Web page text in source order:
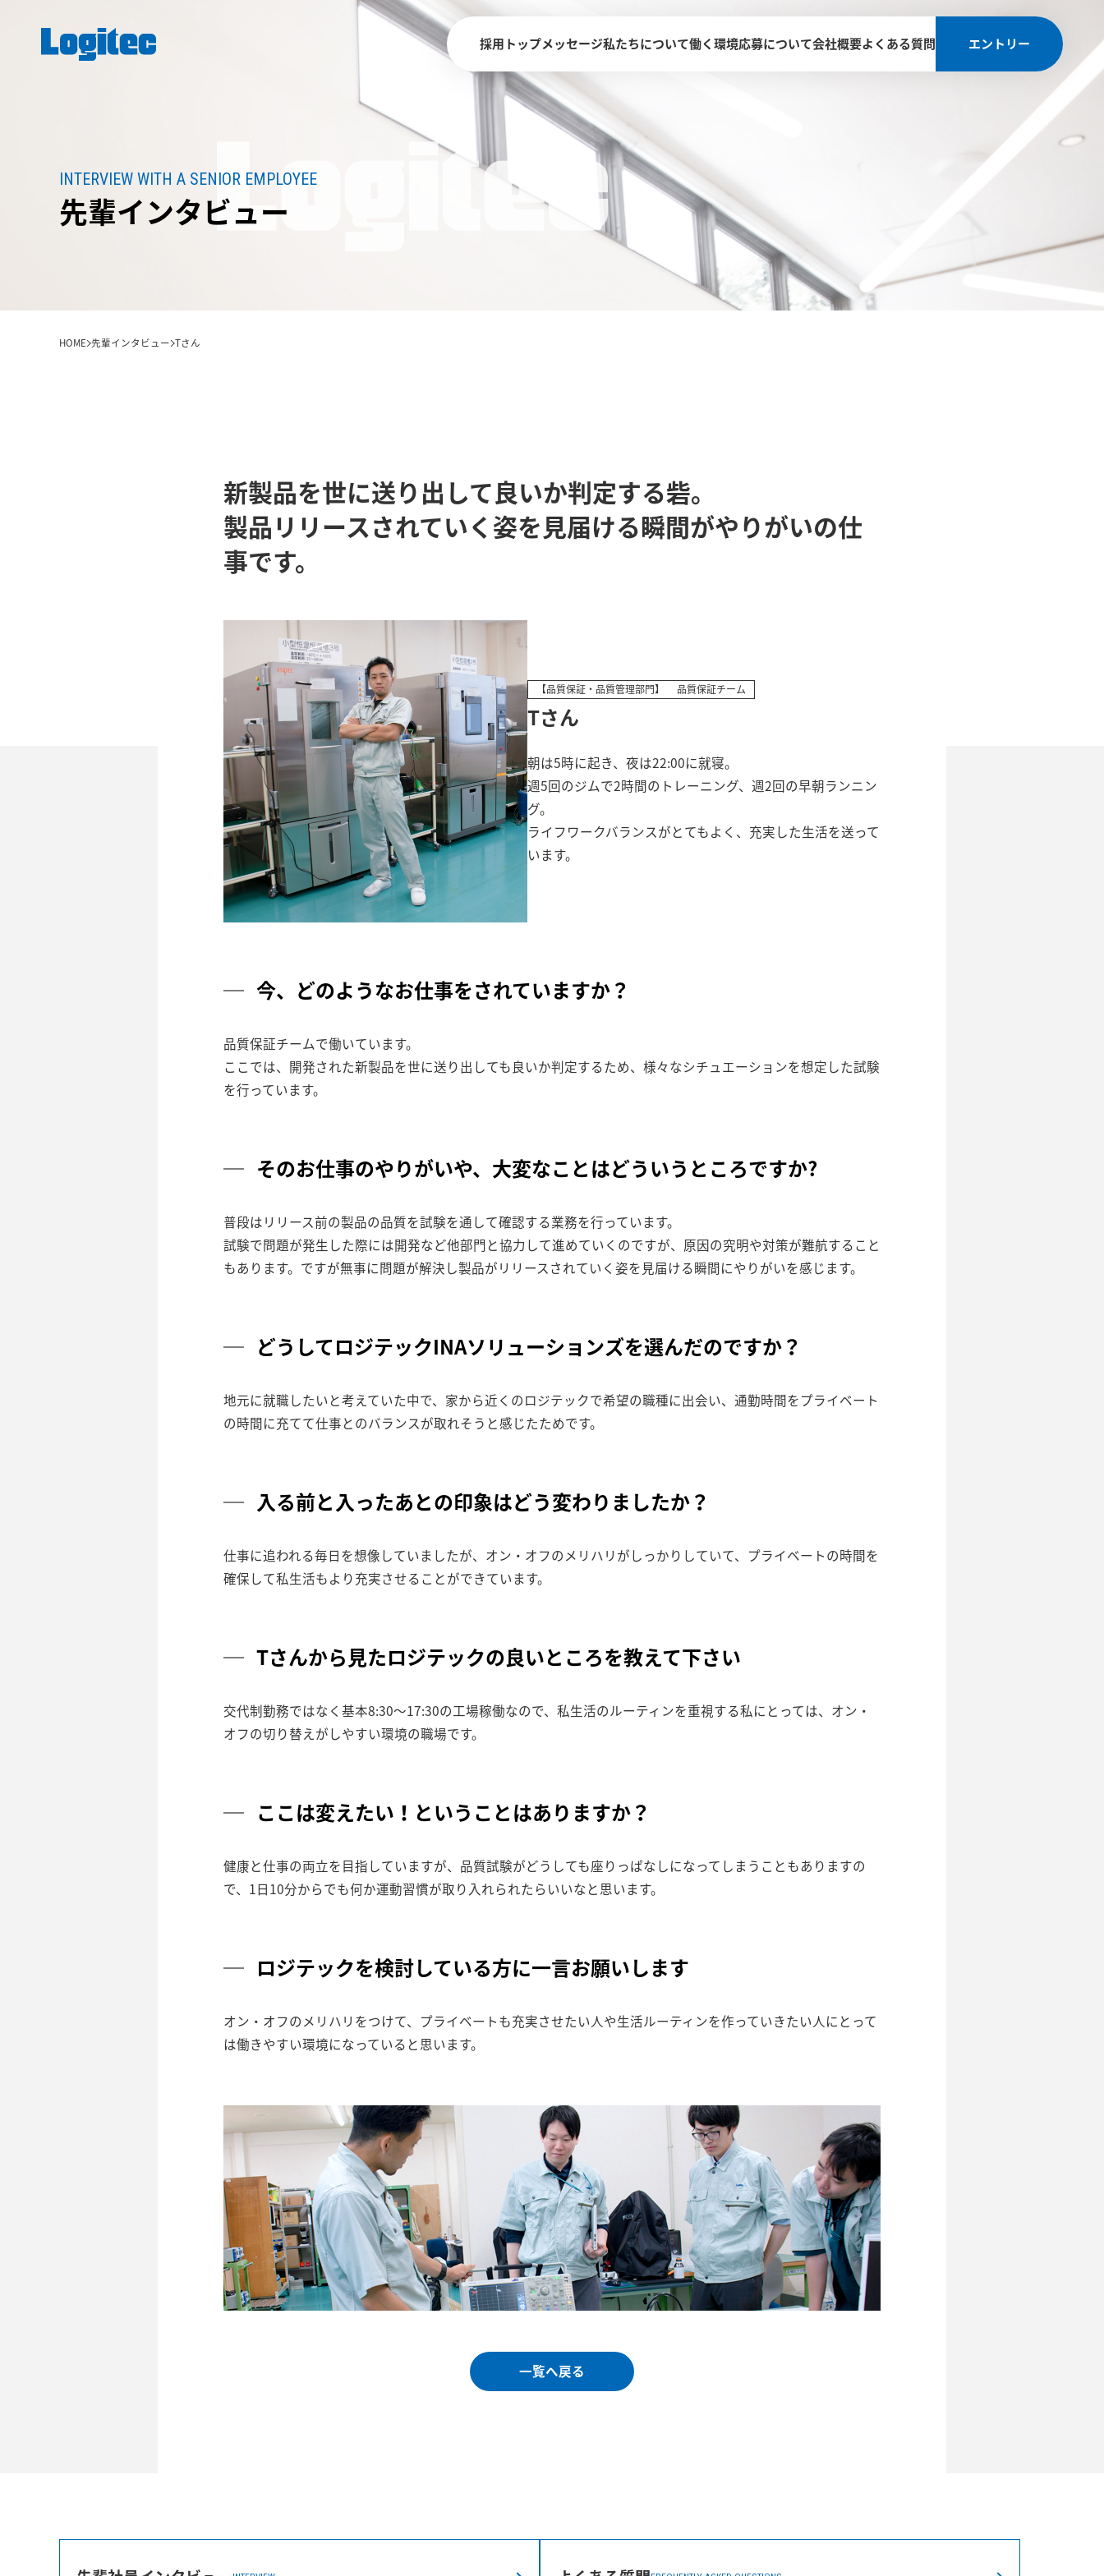
採用トップメッセージ私たちについて働く環境応募について会社概要よくある質問 エントリー
INTERVIEW WITH A SENIOR EMPLOYEE
先輩インタビュー
HOME 先輩インタビュー Tさん
新製品を世に送り出して良いか判定する砦。
製品リリースされていく姿を見届ける瞬間がやりがいの仕
事です。
【品質保証・品質管理部門】 品質保証チーム
Tさん
朝は5時に起き、夜は22:00に就寝。
週5回のジムで2時間のトレーニング、週2回の早朝ランニン
グ。
ライフワークバランスがとてもよく、充実した生活を送って
います。
今、どのようなお仕事をされていますか？
品質保証チームで働いています。
ここでは、開発された新製品を世に送り出しても良いか判定するため、様々なシチュエーションを想定した試験
を行っています。
そのお仕事のやりがいや、大変なことはどういうところですか?
普段はリリース前の製品の品質を試験を通して確認する業務を行っています。
試験で問題が発生した際には開発など他部門と協力して進めていくのですが、原因の究明や対策が難航すること
もあります。ですが無事に問題が解決し製品がリリースされていく姿を見届ける瞬間にやりがいを感じます。
どうしてロジテックINAソリューションズを選んだのですか？
地元に就職したいと考えていた中で、家から近くのロジテックで希望の職種に出会い、通勤時間をプライベート
の時間に充てて仕事とのバランスが取れそうと感じたためです。
入る前と入ったあとの印象はどう変わりましたか？
仕事に追われる毎日を想像していましたが、オン・オフのメリハリがしっかりしていて、プライベートの時間を
確保して私生活もより充実させることができています。
Tさんから見たロジテックの良いところを教えて下さい
交代制勤務ではなく基本8:30～17:30の工場稼働なので、私生活のルーティンを重視する私にとっては、オン・
オフの切り替えがしやすい環境の職場です。
ここは変えたい！ということはありますか？
健康と仕事の両立を目指していますが、品質試験がどうしても座りっぱなしになってしまうこともありますの
で、1日10分からでも何か運動習慣が取り入れられたらいいなと思います。
ロジテックを検討している方に一言お願いします
オン・オフのメリハリをつけて、プライベートも充実させたい人や生活ルーティンを作っていきたい人にとって
は働きやすい環境になっていると思います。
一覧へ戻る